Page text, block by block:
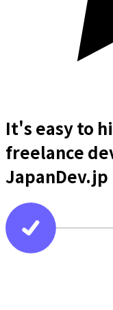
It's easy to
freelance
JapanDev.jp